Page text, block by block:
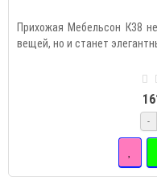
Прихожая Мебельсон К38
вещей, но и станет
-